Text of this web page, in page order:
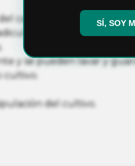
calor, y facilita la
que son los
y se pueden lavar y
cultivo.
del cultivo.
SÍ, SOY